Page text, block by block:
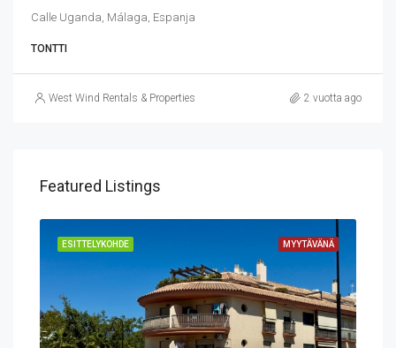
Calle Uganda, Málaga, Espanja
TONTTI
West Wind Rentals & Properties 2 vuotta ago
Featured Listings
MYYTÄVÄNÄ
ESITTELYKOHDE